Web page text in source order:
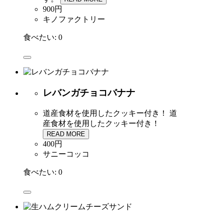
900円
キノファクトリー
食べたい: 0
レバンガチョコバナナ
道産食材を使用したクッキー付き！
道
産食材を使用したクッキー付き！
READ MORE
400円
サニーコッコ
食べたい: 0